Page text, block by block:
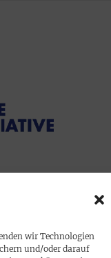
wir Technologien
und/oder darauf